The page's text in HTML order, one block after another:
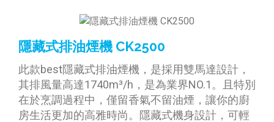
隱藏式排油煙機 CK2500
此款best隱藏式排油煙機，是採用雙馬達設計，
其排風量高達1740m³/h，是為業界NO.1。且特別
在於烹調過程中，僅留香氣不留油煙，讓你的廚
房生活更加的高雅時尚。隱藏式機身設計，可輕